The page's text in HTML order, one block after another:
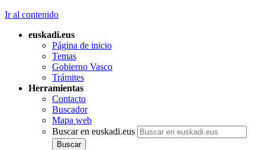
Ir al contenido
euskadi.eus
Página de inicio
Temas
Gobierno Vasco
Trámites
Herramientas
Contacto
Buscador
Mapa web
Buscar en euskadi.eus